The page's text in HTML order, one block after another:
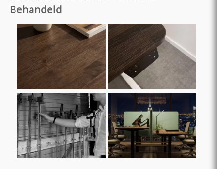
Behandeld